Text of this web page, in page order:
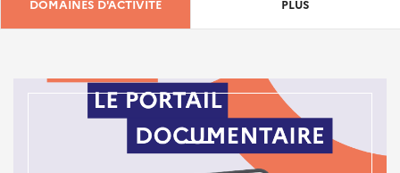
DOMAINES D'ACTIVITÉ PLUS